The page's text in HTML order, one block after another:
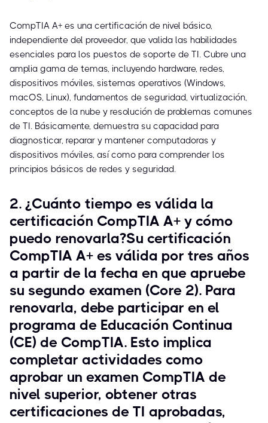
CompTIA A+ es una certificación de nivel básico,
independiente del proveedor, que valida las habilidades
esenciales para los puestos de soporte de TI. Cubre una
amplia gama de temas, incluyendo hardware, redes,
dispositivos móviles, sistemas operativos (Windows,
macOS, Linux), fundamentos de seguridad, virtualización,
conceptos de la nube y resolución de problemas comunes
de TI. Básicamente, demuestra su capacidad para
diagnosticar, reparar y mantener computadoras y
dispositivos móviles, así como para comprender los
principios básicos de redes y seguridad.
2. ¿Cuánto tiempo es válida la
certificación CompTIA A+ y cómo
puedo renovarla?Su certificación
CompTIA A+ es válida por tres años
a partir de la fecha en que apruebe
su segundo examen (Core 2). Para
renovarla, debe participar en el
programa de Educación Continua
(CE) de CompTIA. Esto implica
completar actividades como
aprobar un examen CompTIA de
nivel superior, obtener otras
certificaciones de TI aprobadas,